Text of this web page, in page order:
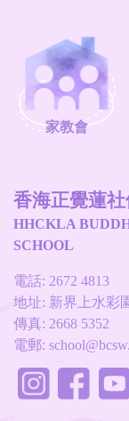
家教會
香海正覺蓮
HHCKLA
SCHOOL
電話: 2672 4813
地址: 新界上水彩
傳真: 2668 5352
電郵: